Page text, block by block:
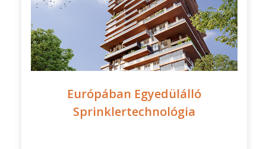
Európában Egyedülálló
Sprinklertechnológia